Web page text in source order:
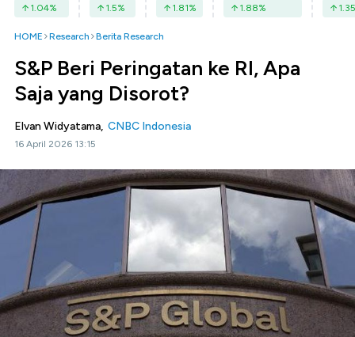
1.04% 1.5% 1.81% 1.88% 1.35
HOME Research Berita Research
S&P Beri Peringatan ke RI, Apa
Saja yang Disorot?
Elvan Widyatama, CNBC Indonesia
16 April 2026 13:15